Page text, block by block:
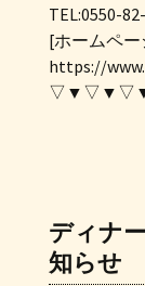
TEL:0550-
[ホームペー
https://
ディナ
知らせ